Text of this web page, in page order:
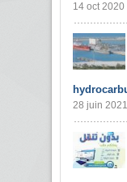
14 oct 2020 |
28 juin 2021 |